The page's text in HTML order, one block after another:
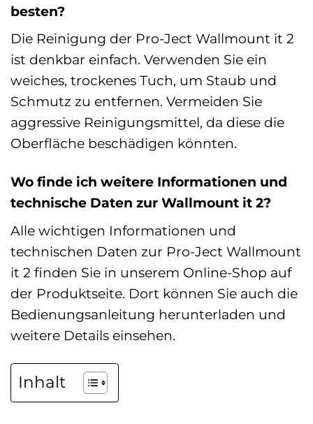
besten?
Die Reinigung der Pro-Ject Wallmount it 2
ist denkbar einfach. Verwenden Sie ein
weiches, trockenes Tuch, um Staub und
Schmutz zu entfernen. Vermeiden Sie
aggressive Reinigungsmittel, da diese die
Oberfläche beschädigen könnten.
Wo finde ich weitere Informationen und
technische Daten zur Wallmount it 2?
Alle wichtigen Informationen und
technischen Daten zur Pro-Ject Wallmount
it 2 finden Sie in unserem Online-Shop auf
der Produktseite. Dort können Sie auch die
Bedienungsanleitung herunterladen und
weitere Details einsehen.
Inhalt